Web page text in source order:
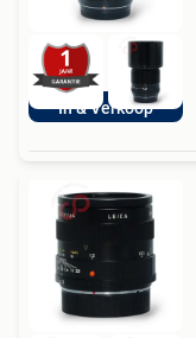
In & Verkoop